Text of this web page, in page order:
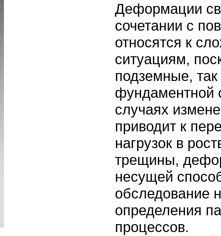
Деформации
сочетании с
относятся к
ситуациям,
подземные,
фундаментной
случаях
приводит к
нагрузок в
трещины,
несущей
обследование
определения
процессов.